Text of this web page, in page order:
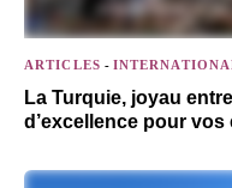
ARTICLES -
La Turquie, joyau
d’excellence pour vos